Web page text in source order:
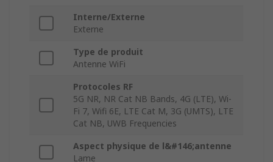
Interne/Externe
Externe
Type de produit
Antenne WiFi
Protocoles RF
5G NR, NR Cat NB Bands, 4G (LTE), Wi-
Fi 7, Wifi 6E, LTE Cat M, 3G (UMTS), LTE
Cat NB, UWB Frequencies
Aspect physique de l&#146;antenne
Lame